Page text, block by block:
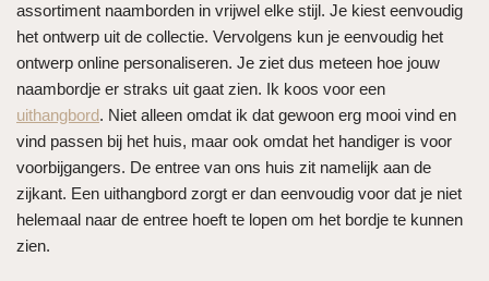
assortiment naamborden in vrijwel elke stijl. Je kiest eenvoudig
het ontwerp uit de collectie. Vervolgens kun je eenvoudig het
ontwerp online personaliseren. Je ziet dus meteen hoe jouw
naambordje er straks uit gaat zien. Ik koos voor een
uithangbord. Niet alleen omdat ik dat gewoon erg mooi vind en
vind passen bij het huis, maar ook omdat het handiger is voor
voorbijgangers. De entree van ons huis zit namelijk aan de
zijkant. Een uithangbord zorgt er dan eenvoudig voor dat je niet
helemaal naar de entree hoeft te lopen om het bordje te kunnen
zien.